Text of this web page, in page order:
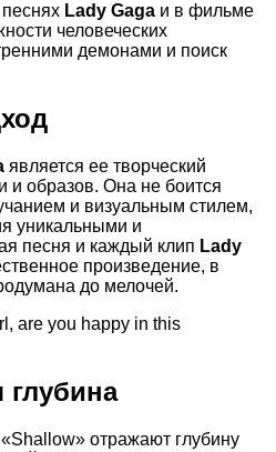
Lady Gaga и в фильме
человеческих
демонами и поиск
является ее творческий
и образов. Она не боится
и визуальным стилем,
уникальными и
песня и каждый клип Lady
произведение, в
до мелочей.
are you happy in this
отражают глубину